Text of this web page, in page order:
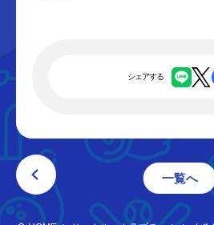
シェアする
一覧へ